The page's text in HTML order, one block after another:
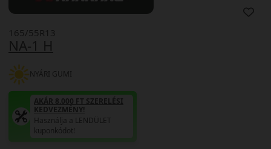
NA-1 H
165/55R13
NYÁRI GUMI
AKÁR 8.000 FT SZERELÉSI
KEDVEZMÉNY!
Használja a LENDÜLET
kuponkódot!